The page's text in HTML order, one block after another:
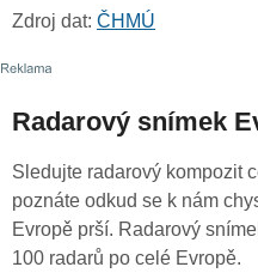
Zdroj dat: ČHMÚ
Radarový snímek
Sledujte radarový kompozit
poznáte odkud se k nám
Evropě prší. Radarový
100 radarů po celé Evropě.